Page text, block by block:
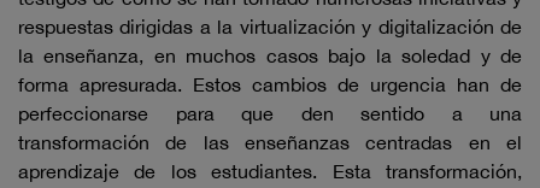
respuestas dirigidas a la virtualización y digitalización de
la enseñanza, en muchos casos bajo la soledad y de
forma apresurada. Estos cambios de urgencia han de
perfeccionarse para que den sentido a una
transformación de las enseñanzas centradas en el
aprendizaje de los estudiantes. Esta transformación,